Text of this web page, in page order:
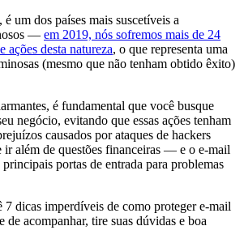
um dos países mais suscetíveis a
— em 2019, nós sofremos mais de 24
ações desta natureza, o que representa uma
(mesmo que não tenham obtido êxito)
é fundamental que você busque
negócio, evitando que essas ações tenham
causados por ataques de hackers
ir além de questões financeiras — e o e-mail
portas de entrada para problemas
7 dicas imperdíveis de como proteger e-mail
acompanhar, tire suas dúvidas e boa